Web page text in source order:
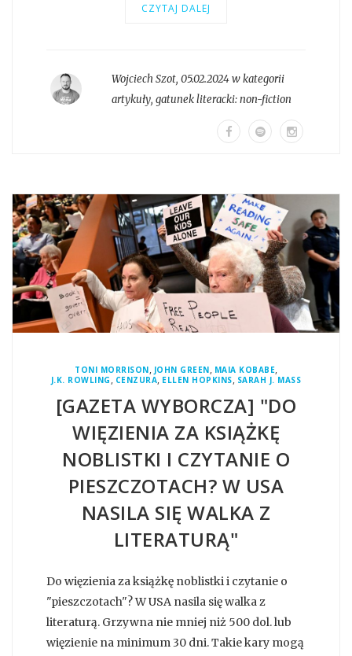
CZYTAJ DALEJ
Wojciech Szot, 05.02.2024 w kategorii
artykuły, gatunek literacki:non-fiction
TONI MORRISON, JOHN GREEN, MAIA KOBABE,
J.K. ROWLING , CENZURA, ELLEN HOPKINS, SARAH J. MASS
[GAZETA WYBORCZA] "DO
WIĘZIENIA ZA KSIĄŻKĘ
NOBLISTKI I CZYTANIE O
PIESZCZOTACH? W USA
NASILA SIĘ WALKA Z
LITERATURĄ"
Do więzienia za książkę noblistki i czytanie o
"pieszczotach"? W USA nasila się walka z
literaturą. Grzywna nie mniej niż 500 dol. lub
więzienie na minimum 30 dni. Takie kary mogą